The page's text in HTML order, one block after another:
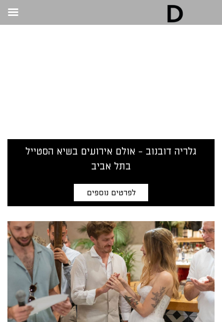
גלריה דובנוב - אולם אירועים בתל אביב | חתונות
גלריה דובנוב - אולם אירועים בשיא הסטייל
בתל אביב
לפרטים נוספים